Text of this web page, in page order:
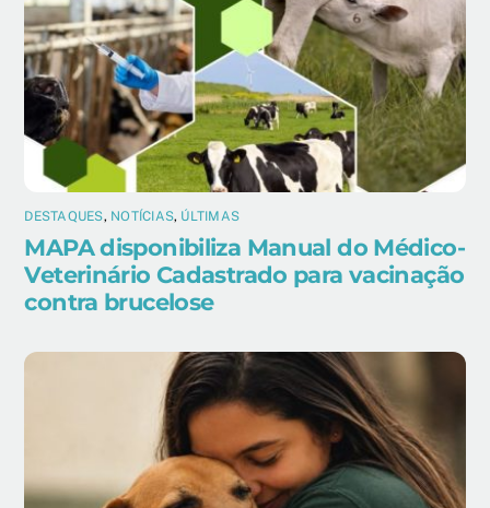
DESTAQUES, NOTÍCIAS, ÚLTIMAS
MAPA disponibiliza Manual do Médico-
Veterinário Cadastrado para vacinação
contra brucelose